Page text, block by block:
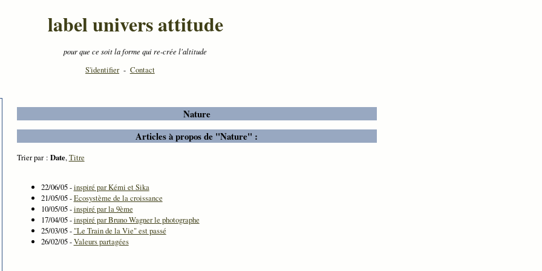
label univers attitude
pour que ce soit la forme qui re-crée l'altitude
S'identifier - Contact
Nature
Articles à propos de "Nature" :
Trier par : Date,Titre
22/06/05 -inspiré par Kémi et Sika
21/05/05 -Ecosystème de la croissance
10/05/05 -inspiré par la 9ème
17/04/05 -inspiré par Bruno Wagner le photographe
25/03/05 - "Le Train de la Vie" est passé
26/02/05 -Valeurs partagées